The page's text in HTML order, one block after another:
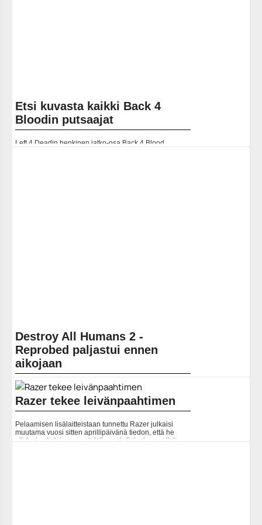
Etsi kuvasta kaikki Back 4
Bloodin putsaajat
Left 4 Deadin henkinen jatko-osa Back 4 Blood
Destroy All Humans 2 -
Reprobed paljastui ennen
aikojaan
Kuluvan kuukauden alussa THQ Nordic uhkasi
juhlistaa kymmenen vuoden taivaltaan uutisilla 17.
syyskuuta. Tämä toki käynnisti huhut siitä, mitä ehkä on
tulossa.... Lue koko artikkeli:
https://www.gamereactor.fi/uutiset/884223/Destroy+All+Humans+2+Re...
Yleinen
Razer tekee leivänpaahtimen
Pelaamisen lisälaitteistaan tunnettu Razer julkaisi
muutama vuosi sitten aprillipäivänä tiedon, että he
olisivat valmistamassa leivänpaahdinta, jossa olisi